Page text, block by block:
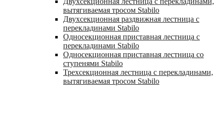
вытягиваемая тросом Stabilo
Двухсекционная раздвижная лестница с
перекладинами Stabilo
Односекционная приставная лестница с
перекладинами Stabilo
Односекционная приставная лестница со
ступенями Stabilo
Трехсекционная лестница с перекладинами,
вытягиваемая тросом Stabilo